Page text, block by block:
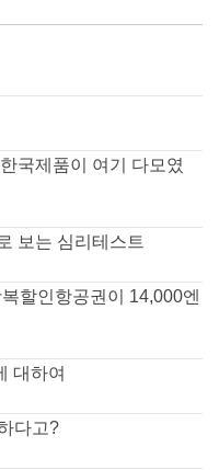
국제품이 여기 다모였
보는 심리테스트
할인항공권이 14,000엔
대하여
다고?